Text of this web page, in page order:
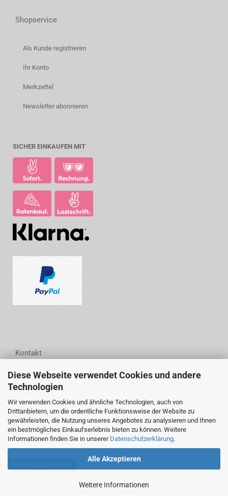
Diese Webseite verwendet Cookies und andere
Technologien
Wir verwenden Cookies und ähnliche Technologien, auch von
Drittanbietern, um die ordentliche Funktionsweise der Website zu
gewährleisten, die Nutzung unseres Angebotes zu analysieren und Ihnen
ein bestmögliches Einkaufserlebnis bieten zu können. Weitere
Informationen finden Sie in unserer Datenschutzerklärung.
Alle Akzeptieren
Weitere Informationen
Shopservice
Als Kunde registrieren
Ihr Konto
Merkzettel
Newsletter abonnieren
SICHER EINKAUFEN MIT
Kontakt
Woodwell GmbH
Wittestraße 6
04178 Leipzig
Tel.: (+49) 0341 44 24 94 54
Fax: (+49) 0341 44 24 94 55
E-Mail: info@woodwell.de